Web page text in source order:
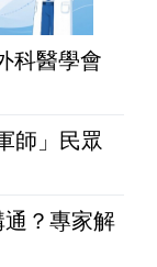
科醫學會
師」民眾
？專家解